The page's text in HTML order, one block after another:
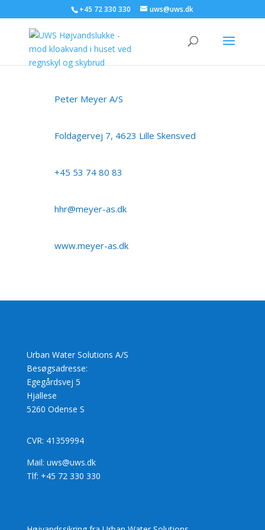
+45 72 330 330 uws@uws.dk
Peter Meyer A/S
Foldagervej 7, 4623 Lille Skensved
+45 53 74 80 83
hhr@meyer-as.dk
www.meyer-as.dk
Urban Water Solutions A/S
Besøgsadresse:
Egegårdsvej 5
Hjallese
5260 Odense S
CVR: 41359994
Mail: uws@uws.dk
Tlf: +45 72 330 330